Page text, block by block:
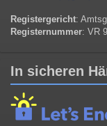
Registergericht:
Registernummer: VR
In sicheren